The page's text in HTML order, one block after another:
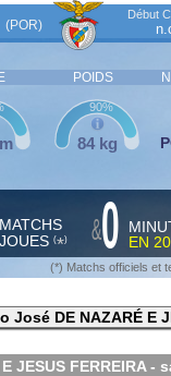
(POR)
Début
POIDS
84 kg
90%
MATCHS
JOUES (*) &0
EN
(*) Matchs officiels et
José DE NAZARÉ E
JESUS FERREIRA -